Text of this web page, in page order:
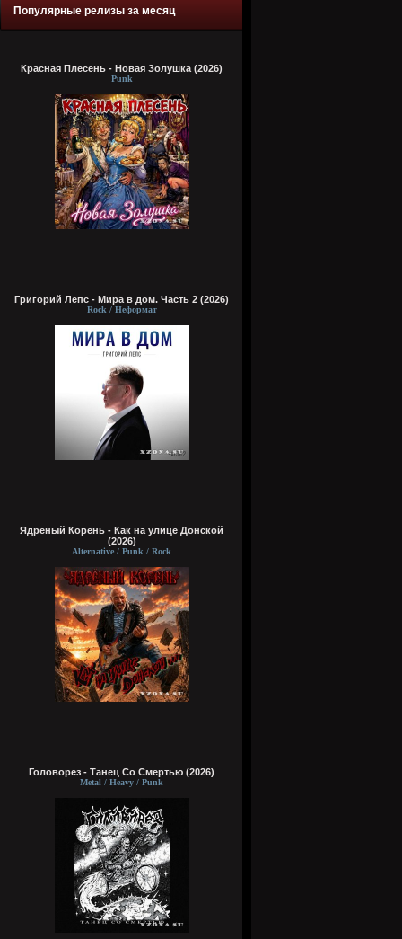
Популярные релизы за месяц
Красная Плесень - Новая Золушка (2026)
Punk
Григорий Лепс - Мира в дом. Часть 2 (2026)
Rock / Неформат
Ядрёный Корень - Как на улице Донской
(2026)
Alternative / Punk / Rock
Головорез - Tанец Со Смертью (2026)
Metal / Heavy / Punk